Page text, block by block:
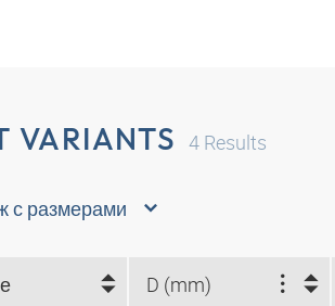
VARIANTS 4 Results
с размерами
D (mm)